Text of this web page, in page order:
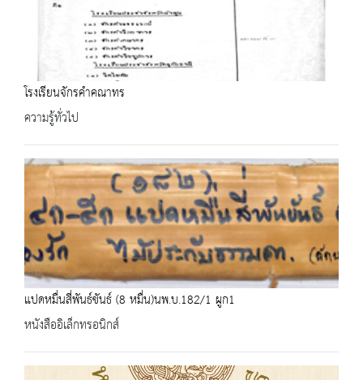
โรงเรียนจักรคำคณาทร
ความรู้ทั่วไป
แปดหมื่นสี่พันธ์ขันธ์ (8 หมื่น)นพ.บ.182/1 ผูก1
หนังสืออิเล็กทรอนิกส์